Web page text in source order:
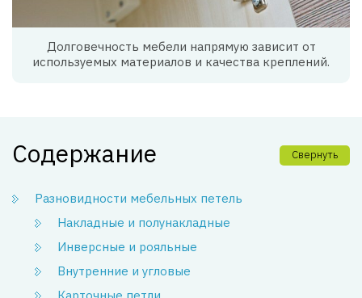
Долговечность мебели напрямую зависит от
используемых материалов и качества креплений.
Содержание Свернуть
Разновидности мебельных петель
Накладные и полунакладные
Инверсные и рояльные
Внутренние и угловые